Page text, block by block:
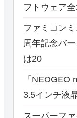
フトウェア
ファミコン
周年記念バ
は20
「NEOGEO
3.5インチ液
スーパーフ